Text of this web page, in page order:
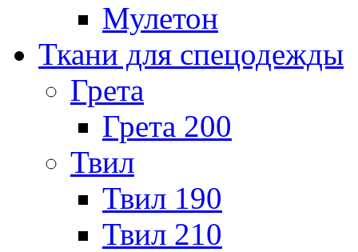
Мулетон
Ткани для спецодежды
Грета
Грета 200
Твил
Твил 190
Твил 210